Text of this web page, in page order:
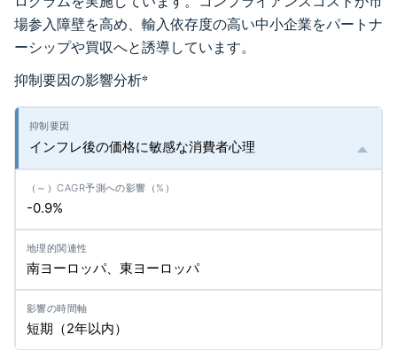
場参入障壁を高め、輸入依存度の高い中小企業をパートナ
ーシップや買収へと誘導しています。
抑制要因の影響分析*
インフレ後の価格に敏感な消費者心理
-0.9%
南ヨーロッパ、東ヨーロッパ
短期（2年以内）